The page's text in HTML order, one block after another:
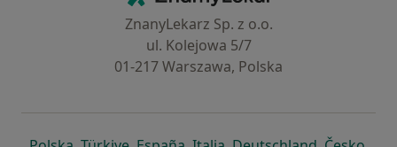
ZnanyLekarz Sp. z o.o.
ul. Kolejowa 5/7
01-217 Warszawa, Polska